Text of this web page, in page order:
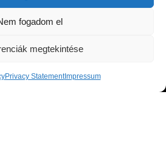
fogadom el
megtekintése
Privacy StatementImpressum